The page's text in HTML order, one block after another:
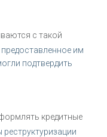
с такой
им
подтвердить
кредитные